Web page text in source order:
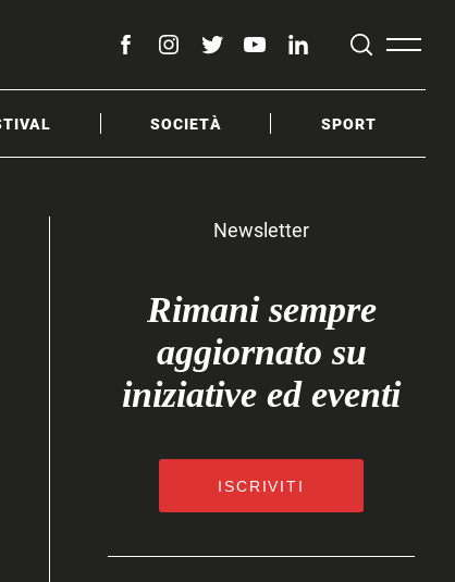
facebookinstagram
twitteryoutubelinkedin
SOCIETÀ SPORT
Newsletter
Rimani sempre
aggiornato su
iniziative ed eventi
ISCRIVITI